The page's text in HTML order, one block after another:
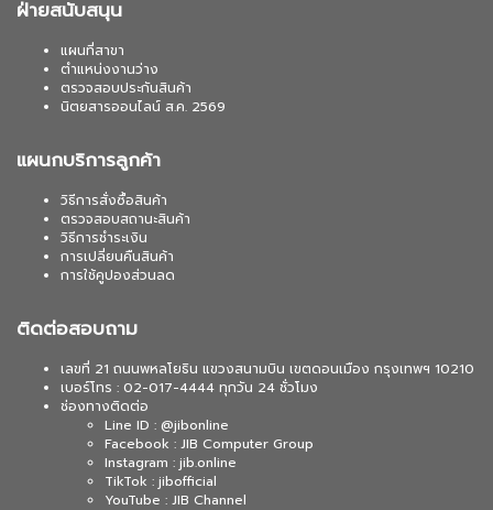
ฝ่ายสนับสนุน
แผนที่สาขา
ตำแหน่งงานว่าง
ตรวจสอบประกันสินค้า
นิตยสารออนไลน์ ส.ค. 2569
แผนกบริการลูกค้า
วิธีการสั่งซื้อสินค้า
ตรวจสอบสถานะสินค้า
วิธีการชำระเงิน
การเปลี่ยนคืนสินค้า
การใช้คูปองส่วนลด
ติดต่อสอบถาม
เลขที่ 21 ถนนพหลโยธิน แขวงสนามบิน เขตดอนเมือง กรุงเทพฯ 10210
เบอร์โทร : 02-017-4444 ทุกวัน 24 ชั่วโมง
ช่องทางติดต่อ
Line ID : @jibonline
Facebook : JIB Computer Group
Instagram : jib.online
TikTok : jibofficial
YouTube : JIB Channel